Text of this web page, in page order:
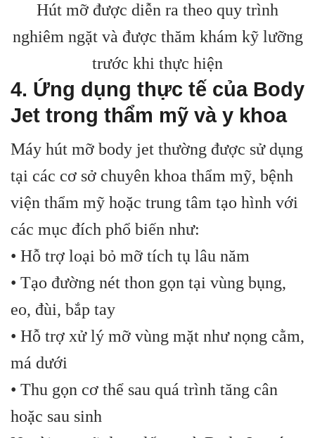
Hút mỡ được diễn ra theo quy trình
nghiêm ngặt và được thăm khám kỹ lưỡng
trước khi thực hiện
4. Ứng dụng thực tế của Body
Jet trong thẩm mỹ và y khoa
Máy hút mỡ body jet thường được sử dụng
tại các cơ sở chuyên khoa thẩm mỹ, bệnh
viện thẩm mỹ hoặc trung tâm tạo hình với
các mục đích phổ biến như:
• Hỗ trợ loại bỏ mỡ tích tụ lâu năm
• Tạo đường nét thon gọn tại vùng bụng,
eo, đùi, bắp tay
• Hỗ trợ xử lý mỡ vùng mặt như nọng cằm,
má dưới
• Thu gọn cơ thể sau quá trình tăng cân
hoặc sau sinh